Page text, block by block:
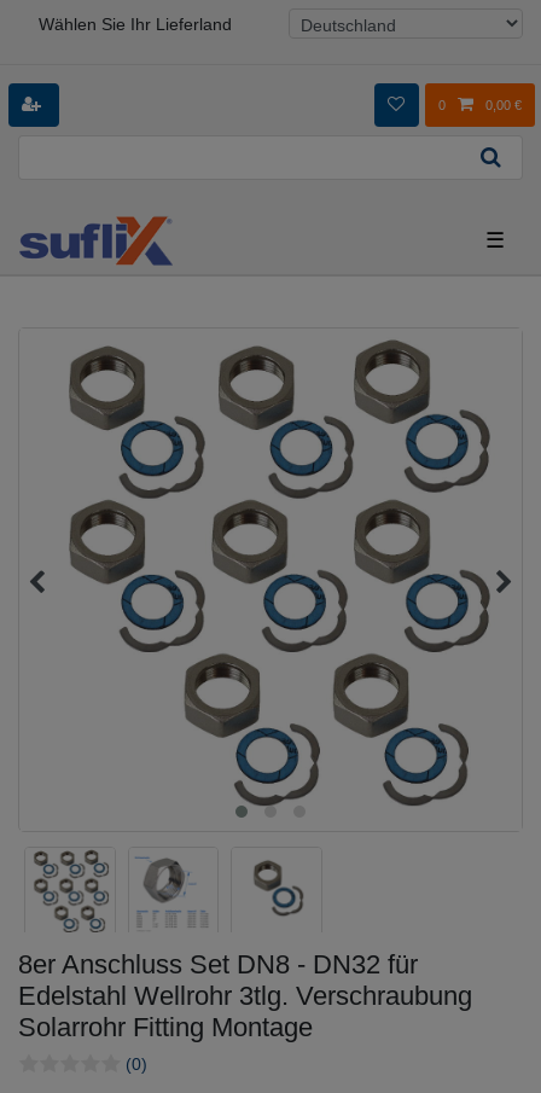
Wählen Sie Ihr Lieferland
0 0,00 €
☰
8er Anschluss Set DN8 - DN32 für
Edelstahl Wellrohr 3tlg. Verschraubung
Solarrohr Fitting Montage
(0)